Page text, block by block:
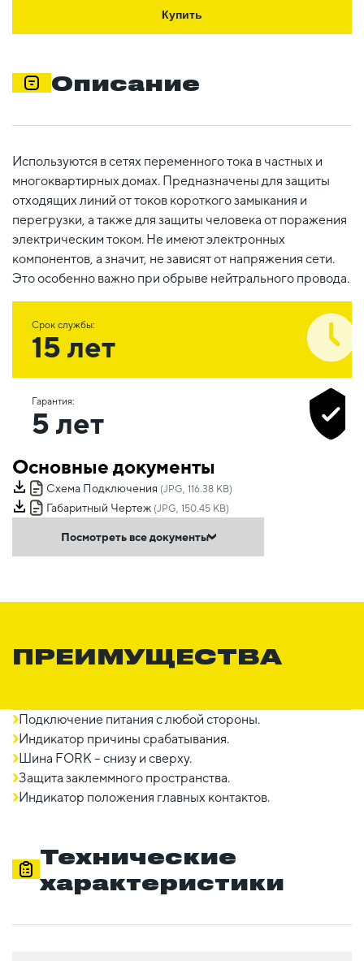
Купить
Описание
Используются в сетях переменного тока в частных и
многоквартирных домах. Предназначены для защиты
отходящих линий от токов короткого замыкания и
перегрузки, а также для защиты человека от поражения
электрическим током. Не имеют электронных
компонентов, а значит, не зависят от напряжения сети.
Это особенно важно при обрыве нейтрального провода.
Срок службы:
15 лет
Гарантия:
5 лет
Основные документы
Схема Подключения (JPG, 116.38 KB)
Габаритный Чертеж (JPG, 150.45 KB)
Посмотреть все документы
ПРЕИМУЩЕСТВА
Подключение питания с любой стороны.
Индикатор причины срабатывания.
Шина FORK – снизу и сверху.
Защита заклеммного пространства.
Индикатор положения главных контактов.
Технические
характеристики